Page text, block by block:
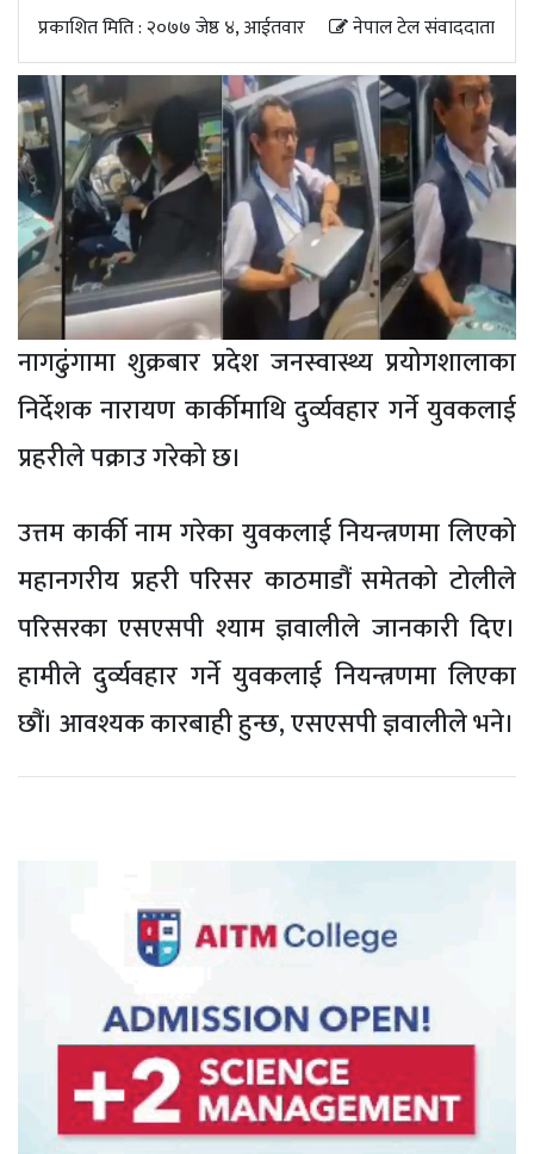
अपडेट
खेलकुद
स्वास्थ्य/
जिबनशैली
प्रकाशित मिति : २०७७ जेष्ठ ४, आईतवार नेपाल टेल संवाददाता
नागढुंगामा शुक्रबार प्रदेश जनस्वास्थ्य प्रयोगशालाका
निर्देशक नारायण कार्कीमाथि दुर्व्यवहार गर्ने युवकलाई
प्रहरीले पक्राउ गरेको छ।
उत्तम कार्की नाम गरेका युवकलाई नियन्त्रणमा लिएको
महानगरीय प्रहरी परिसर काठमाडौं समेतको टोलीले
परिसरका एसएसपी श्याम ज्ञवालीले जानकारी दिए।
हामीले दुर्व्यवहार गर्ने युवकलाई नियन्त्रणमा लिएका
छौं। आवश्यक कारबाही हुन्छ, एसएसपी ज्ञवालीले भने।